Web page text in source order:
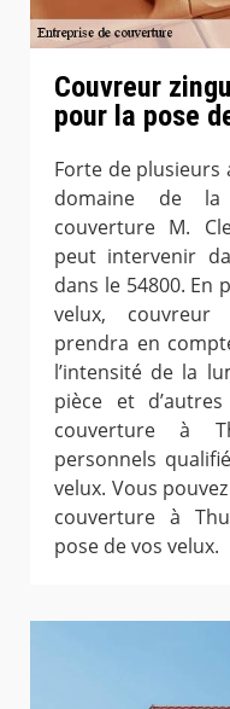
Couvreur
pour la pose
Forte de plusieurs
domaine de la
couverture M.
peut intervenir
dans le 54800. En
velux, couvreur
prendra en
l’intensité de la
pièce et
couverture à
personnels
velux. Vous
couverture à
pose de vos velux.